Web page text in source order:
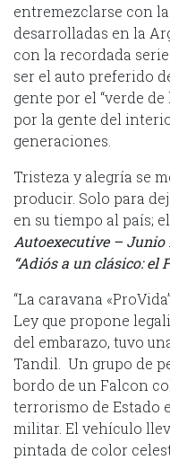
entremezclarse con
desarrolladas en la
con la recordada
ser el auto preferido
gente por el “verde
por la gente del
generaciones.
Tristeza y alegría se
producir. Solo para
en su tiempo al país;
Autoexecutive – Junio
“Adiós a un clásico: el
“La caravana
Ley que propone
del embarazo, tuvo
Tandil. Un grupo de
bordo de un Falcon
terrorismo de Estado
militar. El vehículo
pintada de color